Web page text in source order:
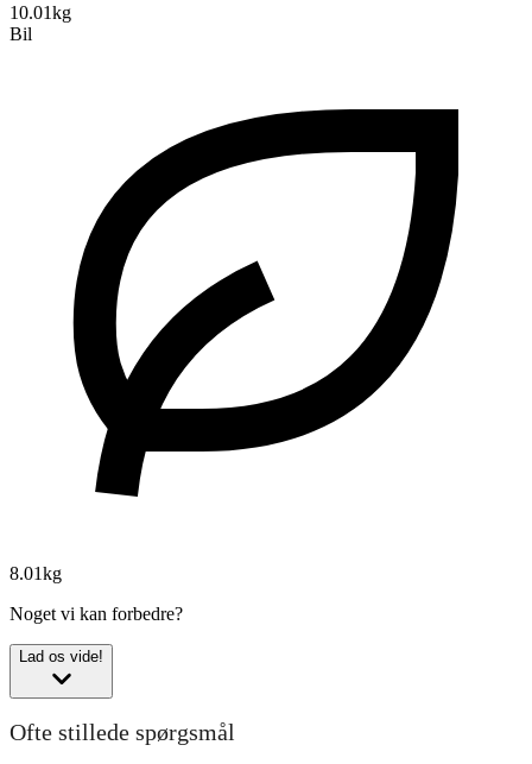
10.01kg
Bil
8.01kg
Noget vi kan forbedre?
Lad os vide!
Ofte stillede spørgsmål